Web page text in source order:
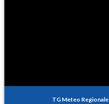
TG Meteo Regionale